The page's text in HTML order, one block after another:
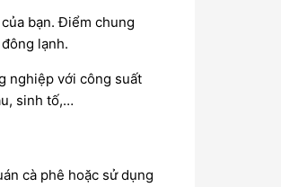
bạn. Điểm chung
lạnh.
nghiệp với công suất
sinh tố,…
cà phê hoặc sử dụng